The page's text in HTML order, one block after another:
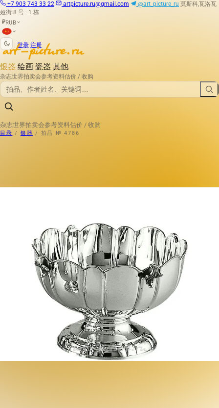
+7 903 743 33 22 artpicture.ru@gmail.com @art_picture_ru 莫斯科,瓦洛瓦
娅街 8 号 · 1 栋
₽RUB
登录 注册
银器 绘画 瓷器 其他
杂志世界拍卖会参考资料估价 / 收购
杂志世界拍卖会参考资料估价 / 收购
目录 / 银器 / 拍品 № 4786